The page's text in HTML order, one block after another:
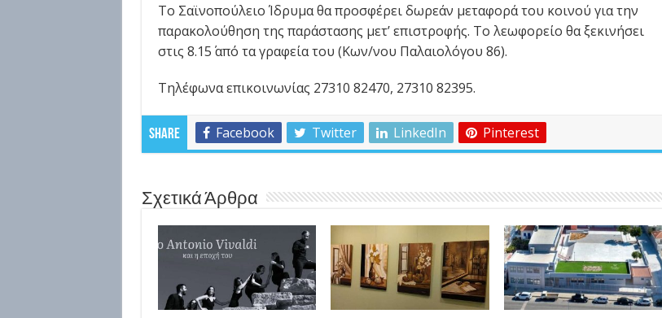
Το Σαϊνοπούλειο Ίδρυμα θα προσφέρει δωρεάν μεταφορά του κοινού για την
παρακολούθηση της παράστασης μετ’ επιστροφής. Το λεωφορείο θα ξεκινήσει
στις 8.15΄ από τα γραφεία του (Κων/νου Παλαιολόγου 86).
Τηλέφωνα επικοινωνίας 27310 82470, 27310 82395.
Share Facebook Twitter LinkedIn Pinterest
Σχετικά Άρθρα